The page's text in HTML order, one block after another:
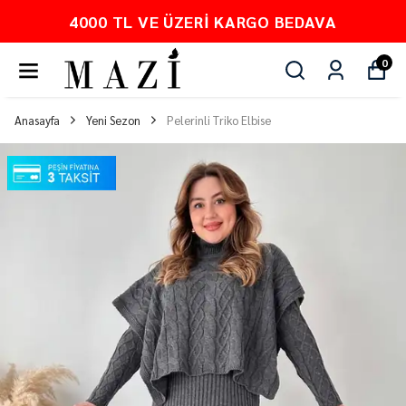
4000 TL VE ÜZERI KARGO BEDAVA
0
Anasayfa Yeni Sezon Pelerinli Triko Elbise